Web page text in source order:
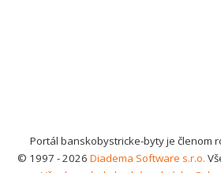
Portál banskobystricke-byty je členom
© 1997 - 2026 Diadema Software s.r.o.